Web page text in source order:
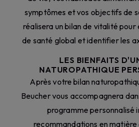
symptômes et vos objectifs de
réalisera un bilan de vitalité
de santé global et identifier les
LES BIENFAITS
NATUROPATHIQUE
Après votre bilan
Beucher vous accompagnera
programme personnalisé
recommandations en